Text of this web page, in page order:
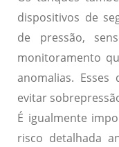
dispositivos de
de pressão,
monitoramento
anomalias. Esses
evitar
É igualmente
risco detalhada